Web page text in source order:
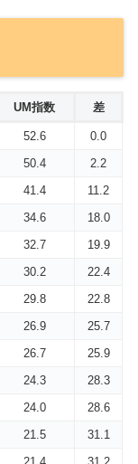
UM指数 差
52.6
0.0
50.4
2.2
41.4
11.2
34.6
18.0
32.7
19.9
30.2
22.4
29.8
22.8
26.9
25.7
26.7
25.9
24.3
28.3
24.0
28.6
21.5
31.1